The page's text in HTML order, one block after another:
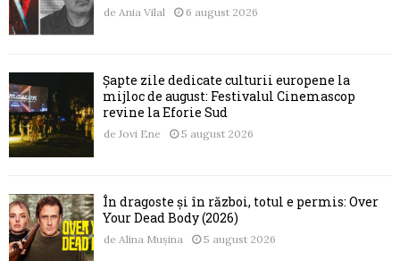
de Ania Vilal 6 august 2026
Șapte zile dedicate culturii europene la
mijloc de august: Festivalul Cinemascop
revine la Eforie Sud
de Jovi Ene 5 august 2026
În dragoste și în război, totul e permis: Over
Your Dead Body (2026)
de Alina Mușina 5 august 2026